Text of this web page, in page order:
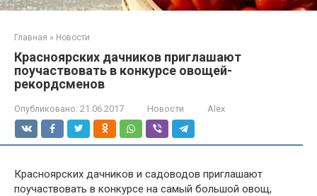
Главная » Новости
Красноярских дачников приглашают
поучаствовать в конкурсе овощей-
рекордсменов
Опубликовано: 21.06.2017 Новости Alex
Красноярских дачников и садоводов приглашают
поучаствовать в конкурсе на самый большой овощ,